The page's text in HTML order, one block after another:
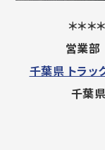
＊＊＊
営業
千葉県 トラ
千葉